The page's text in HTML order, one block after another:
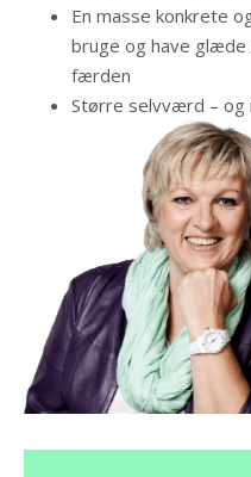
En masse konkrete
bruge og have
færden
Større selvværd –